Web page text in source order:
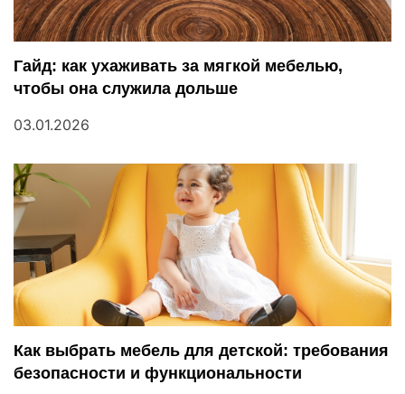
с
я
м
Гайд: как ухаживать за мягкой мебелью,
чтобы она служила дольше
03.01.2026
Как выбрать мебель для детской: требования
безопасности и функциональности